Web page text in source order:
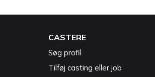
CASTERE
Søg profil
Tilføj casting eller job